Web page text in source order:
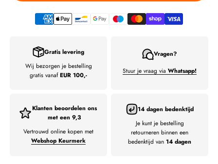
Gratis levering
Wij bezorgen je bestelling
gratis vanafEUR 100,-
Vragen?
Stuur je vraag via Whatsapp!
Klanten beoordelen ons
met een 9,3
Vertrouwd online kopen met
Webshop Keurmerk
14 dagen bedenktijd
Je kunt je bestelling
retourneren binnen een
bedenktijd van 14 dagen